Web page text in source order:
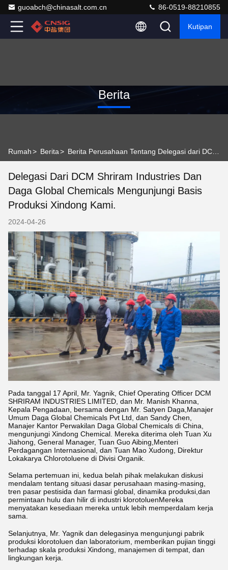
guoabch@chinasalt.com.cn 86-0519-88210855
Kutipan
Berita
Rumah> Berita>
Delegasi Dari DCM Shriram Industries Dan
Daga Global Chemicals Mengunjungi Basis
Produksi Xindong Kami.
2024-04-26
Pada tanggal 17 April, Mr. Yagnik, Chief Operating Officer DCM
SHRIRAM INDUSTRIES LIMITED, dan Mr. Manish Khanna,
Kepala Pengadaan, bersama dengan Mr. Satyen Daga,Manajer
Umum Daga Global Chemicals Pvt Ltd, dan Sandy Chen,
Manajer Kantor Perwakilan Daga Global Chemicals di China,
mengunjungi Xindong Chemical. Mereka diterima oleh Tuan Xu
Jiahong, General Manager, Tuan Guo Aibing,Menteri
Perdagangan Internasional, dan Tuan Mao Xudong, Direktur
Lokakarya Chlorotoluene di Divisi Organik.
Selama pertemuan ini, kedua belah pihak melakukan diskusi
mendalam tentang situasi dasar perusahaan masing-masing,
tren pasar pestisida dan farmasi global, dinamika produksi,dan
permintaan hulu dan hilir di industri klorotoluenMereka
menyatakan kesediaan mereka untuk lebih memperdalam kerja
sama.
Selanjutnya, Mr. Yagnik dan delegasinya mengunjungi pabrik
produksi klorotoluen dan laboratorium, memberikan pujian tinggi
terhadap skala produksi Xindong, manajemen di tempat, dan
lingkungan kerja.